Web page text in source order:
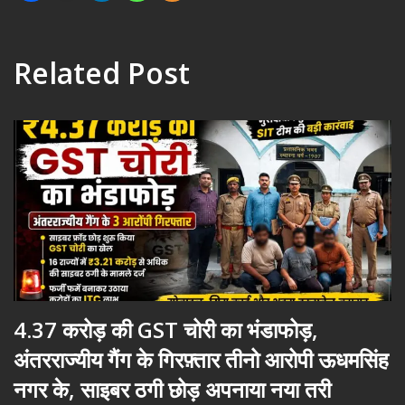
Related Post
4.37 करोड़ की GST चोरी का भंडाफोड़,
अंतरराज्यीय गैंग के गिरफ़्तार तीनो आरोपी ऊधमसिंह
नगर के, साइबर ठगी छोड़ अपनाया नया तरी